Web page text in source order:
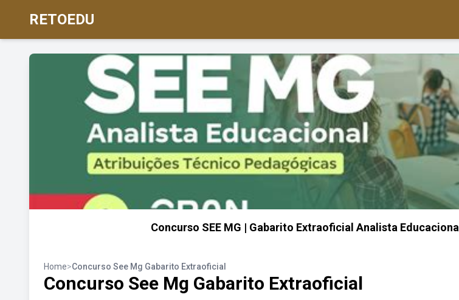
RETOEDU
Concurso SEE MG | Gabarito Extraoficial Analista Educacional
Home>Concurso See Mg Gabarito Extraoficial
Concurso See Mg Gabarito Extraoficial